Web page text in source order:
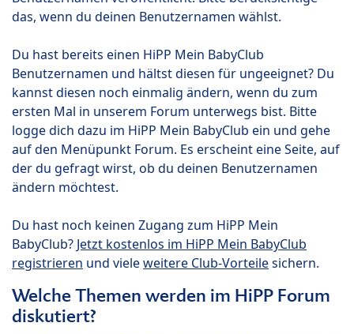
das, wenn du deinen Benutzernamen wählst.
Du hast bereits einen HiPP Mein BabyClub
Benutzernamen und hältst diesen für ungeeignet? Du
kannst diesen noch einmalig ändern, wenn du zum
ersten Mal in unserem Forum unterwegs bist. Bitte
logge dich dazu im HiPP Mein BabyClub ein und gehe
auf den Menüpunkt Forum. Es erscheint eine Seite, auf
der du gefragt wirst, ob du deinen Benutzernamen
ändern möchtest.
Du hast noch keinen Zugang zum HiPP Mein
BabyClub? Jetzt kostenlos im HiPP Mein BabyClub
registrieren und vieleweitere Club-Vorteilesichern.
Welche Themen werden im HiPP Forum
diskutiert?